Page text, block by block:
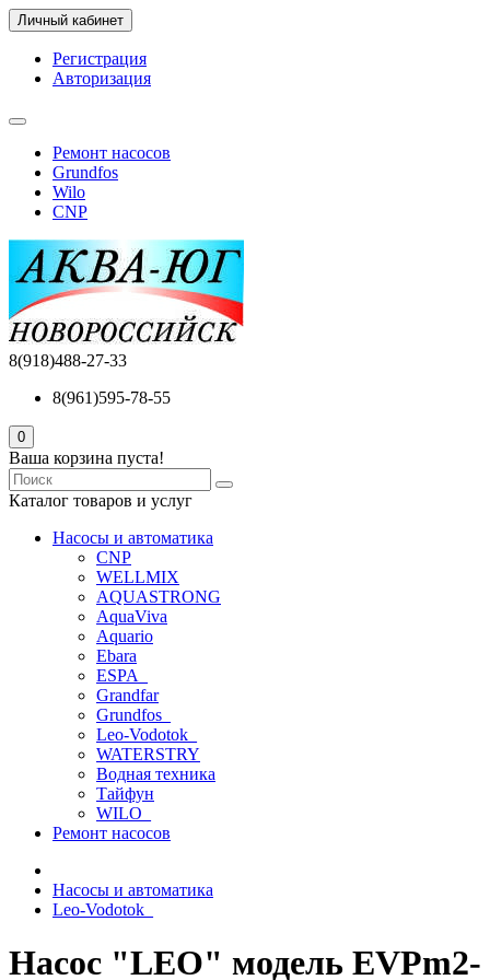
Личный кабинет
Регистрация
Авторизация
Ремонт насосов
Grundfos
Wilo
CNP
8(918)488-27-33
8(961)595-78-55
0
Ваша корзина пуста!
Каталог товаров и услуг
Насосы и автоматика
CNP
WELLMIX
AQUASTRONG
AquaViva
Aquario
Ebara
ESPA_
Grandfar
Grundfos_
Leo-Vodotok_
WATERSTRY
Водная техника
Тайфун
WILO_
Ремонт насосов
Насосы и автоматика
Leo-Vodotok_
Насос "LEO" модель EVPm2-